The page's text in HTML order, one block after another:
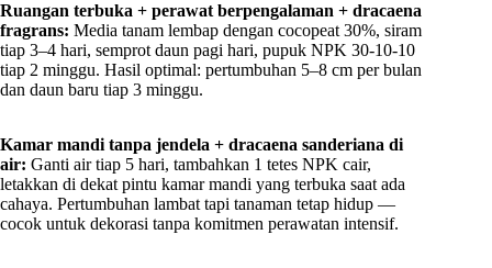
Ruangan terbuka + perawat berpengalaman + dracaena
fragrans: Media tanam lembap dengan cocopeat 30%, siram
tiap 3–4 hari, semprot daun pagi hari, pupuk NPK 30-10-10
tiap 2 minggu. Hasil optimal: pertumbuhan 5–8 cm per bulan
dan daun baru tiap 3 minggu.
Kamar mandi tanpa jendela + dracaena sanderiana di
air: Ganti air tiap 5 hari, tambahkan 1 tetes NPK cair,
letakkan di dekat pintu kamar mandi yang terbuka saat ada
cahaya. Pertumbuhan lambat tapi tanaman tetap hidup —
cocok untuk dekorasi tanpa komitmen perawatan intensif.